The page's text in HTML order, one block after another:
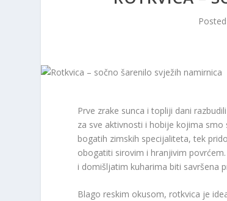
Prve zrake sunca i topliji dani
za sve aktivnosti i hobije kojima
bogatih zimskih specijaliteta, tek
obogatiti sirovim i hranjivim
i domišljatim kuharima biti savršena
Blago reskim okusom, rotkvica je